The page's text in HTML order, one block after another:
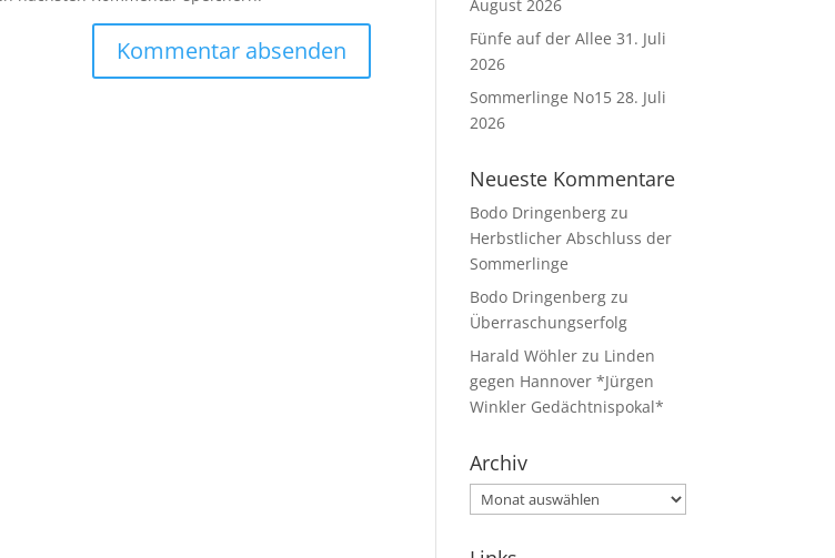
August 2026
Fünfe auf der Allee 31. Juli
2026
Sommerlinge No15 28. Juli
2026
Neueste Kommentare
Bodo Dringenberg zu
Herbstlicher Abschluss der
Sommerlinge
Bodo Dringenberg zu
Überraschungserfolg
Harald Wöhler zu Linden
gegen Hannover *Jürgen
Winkler Gedächtnispokal*
Archiv
Archiv